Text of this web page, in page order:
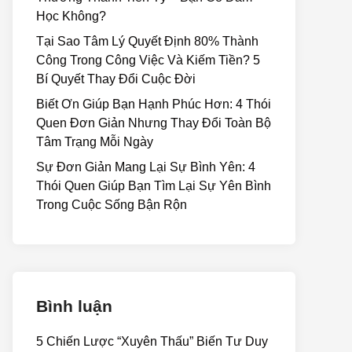
Học Không?
Tại Sao Tâm Lý Quyết Định 80% Thành
Công Trong Công Việc Và Kiếm Tiền? 5
Bí Quyết Thay Đổi Cuộc Đời
Biết Ơn Giúp Bạn Hạnh Phúc Hơn: 4 Thói
Quen Đơn Giản Nhưng Thay Đổi Toàn Bộ
Tâm Trạng Mỗi Ngày
Sự Đơn Giản Mang Lại Sự Bình Yên: 4
Thói Quen Giúp Bạn Tìm Lại Sự Yên Bình
Trong Cuộc Sống Bận Rộn
Bình luận
5 Chiến Lược “Xuyên Thấu” Biến Tư Duy